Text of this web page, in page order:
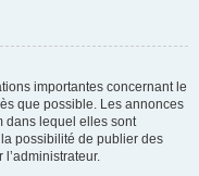
importantes concernant le
que possible. Les annonces
dans lequel elles sont
possibilité de publier des